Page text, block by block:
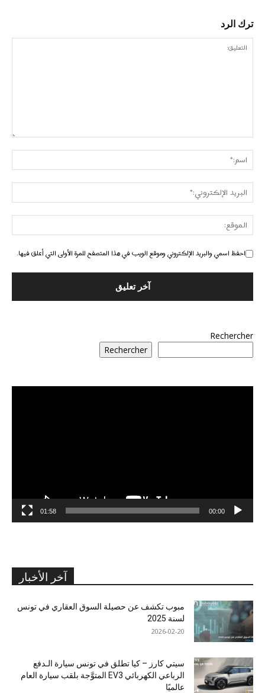
ترك الرد
احفظ اسمي والبريد الإلكتروني وموقع الويب في هذا المتصفح للمرة الأولى التي أعلق فيها.
Rechercher
Rechercher
00:00
01:58
آخر الأخبار
مبوب تكشف عن حصيلة السوق العقاري في تونس
لسنة 2025
2026-02-20
سيتي كارز – كيا تطلق في تونس سيارة الـدفع
الرباعي الكهربائي EV3 المتوَّجة بلقب سيارة العام
عالميًا